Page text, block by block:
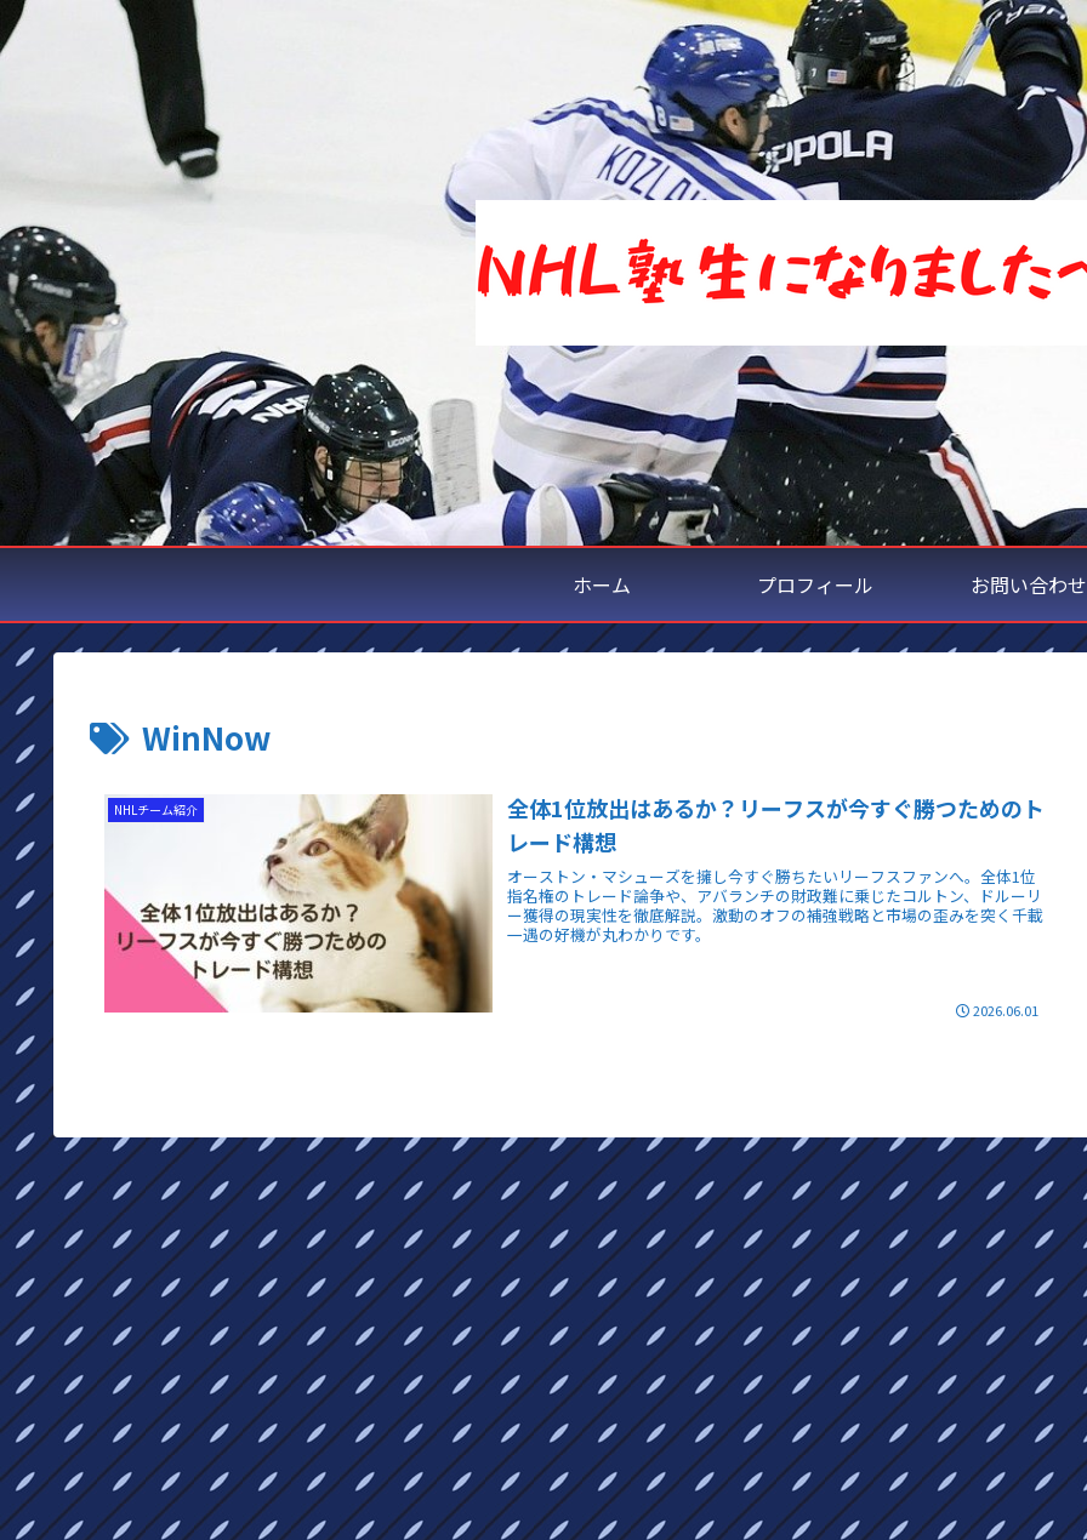
ホーム プロフィール お問い合わせ
WinNow
NHLチーム紹介
全体1位放出はあるか？リーフスが今すぐ勝つためのト
レード構想
オーストン・マシューズを擁し今すぐ勝ちたいリーフスファンへ。全体1位
指名権のトレード論争や、アバランチの財政難に乗じたコルトン、ドルーリ
ー獲得の現実性を徹底解説。激動のオフの補強戦略と市場の歪みを突く千載
一遇の好機が丸わかりです。
2026.06.01